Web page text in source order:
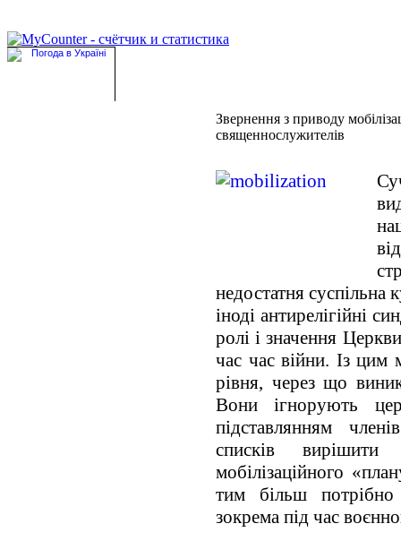
Звернення з приводу
священнослужителів
недостатня суспільна
іноді антирелігійні
ролі і значення
час час війни. Із цим
рівня, через що
Вони ігнорують
підставлянням
списків
мобілізаційного
тим більш потрібно
зокрема під час